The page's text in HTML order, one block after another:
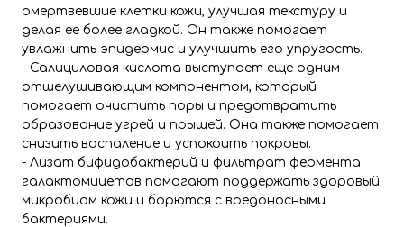
омертвевшие клетки кожи, улучшая текстуру и
делая ее более гладкой. Он также помогает
увлажнить эпидермис и улучшить его упругость.
- Салициловая кислота выступает еще одним
отшелушивающим компонентом, который
помогает очистить поры и предотвратить
образование угрей и прыщей. Она также помогает
снизить воспаление и успокоить покровы.
- Лизат бифидобактерий и фильтрат фермента
галактомицетов помогают поддержать здоровый
микробиом кожи и борются с вредоносными
бактериями.